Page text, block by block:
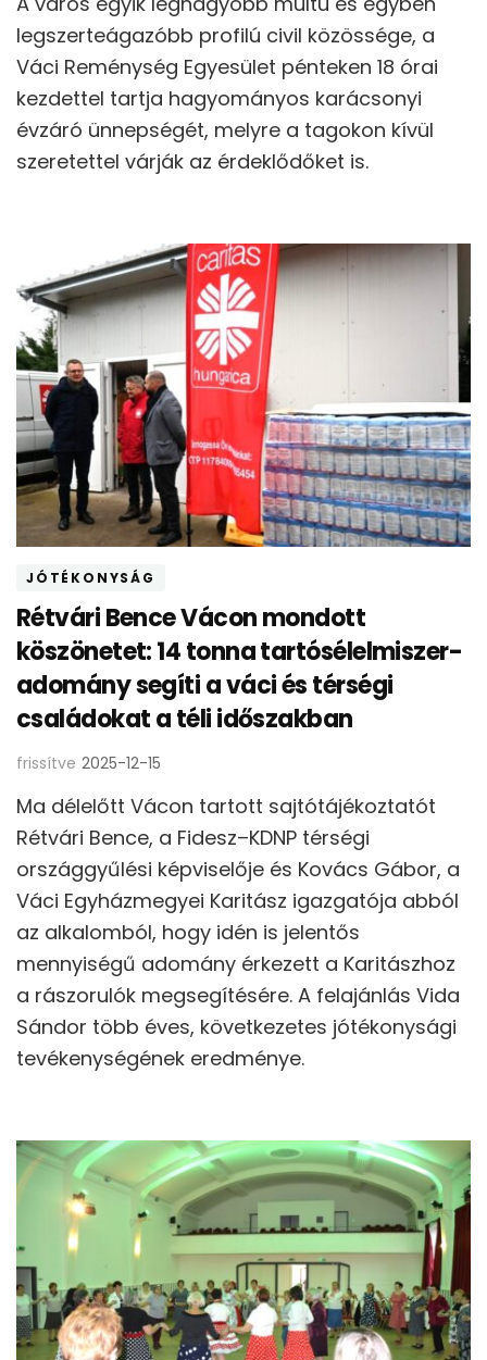
legszerteágazóbb profilú civil közössége, a
Váci Reménység Egyesület pénteken 18 órai
kezdettel tartja hagyományos karácsonyi
évzáró ünnepségét, melyre a tagokon kívül
szeretettel várják az érdeklődőket is.
JÓTÉKONYSÁG
Rétvári Bence Vácon mondott
köszönetet: 14 tonna tartósélelmiszer-
adomány segíti a váci és térségi
családokat a téli időszakban
frissítve 2025-12-15
Ma délelőtt Vácon tartott sajtótájékoztatót
Rétvári Bence, a Fidesz–KDNP térségi
országgyűlési képviselője és Kovács Gábor, a
Váci Egyházmegyei Karitász igazgatója abból
az alkalomból, hogy idén is jelentős
mennyiségű adomány érkezett a Karitászhoz
a rászorulók megsegítésére. A felajánlás Vida
Sándor több éves, következetes jótékonysági
tevékenységének eredménye.